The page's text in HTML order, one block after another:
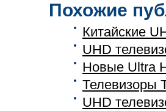
Похожие
Китайские
UHD
Новые Ultra
Телевизоры
UHD